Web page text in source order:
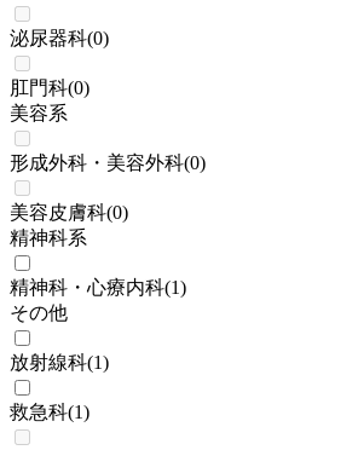
泌尿器科(0)
肛門科(0)
美容系
形成外科・美容外科(0)
美容皮膚科(0)
精神科系
精神科・心療内科(1)
その他
放射線科(1)
救急科(1)